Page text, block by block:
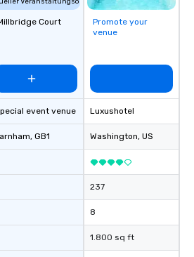
connections create a
collaborative
communication
Court
event venue
, GB1
Promote your
venue
Luxushotel
Washington, US
237
8
1.800 sq ft